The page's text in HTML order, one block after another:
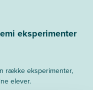
eksperimenter
række eksperimenter,
elever.